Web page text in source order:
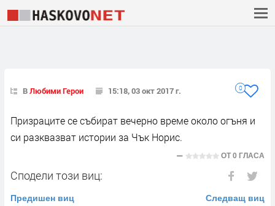
ВЛюбими Герои 15:18, 03 окт 2017 г. 0
Призраците се събират вечерно време около огъня и
си разквазват истории за Чък Норис.
ОТ0 ГЛАСА
Сподели този виц:
Предишен виц Следващ виц